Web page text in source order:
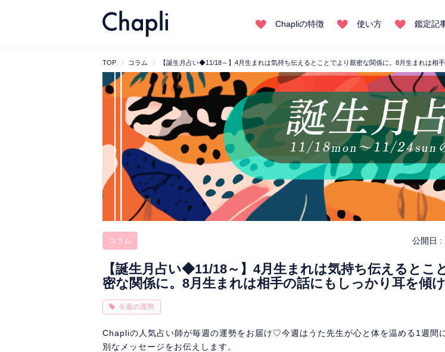
Chapliの特徴 使い方 鑑定記
TOP コラム 【誕生月占い◆11/18～】4月生まれは気持ち伝えるとことでより親密な関係に。8月生まれは相
コラム 公開日 :
【誕生月占い◆11/18～】4月生まれは気持ち伝えるとこ
密な関係に。8月生まれは相手の話にもしっかり耳を傾け
今週の運勢
Chapliの人気占い師が毎週の運勢をお届け♡今週はうた先生が心と体を温める1週間
別なメッセージをお伝えします。